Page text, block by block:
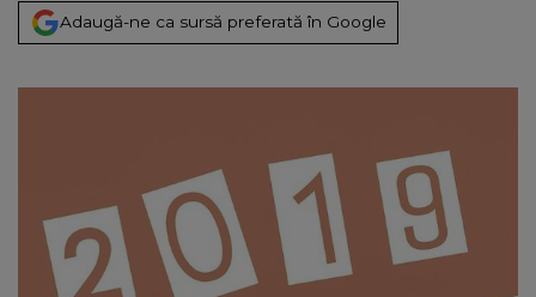
Adaugă-ne ca sursă preferată în Google